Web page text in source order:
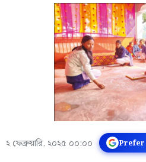
২ ফেব্রুয়ারি, ২০২৫ ০০:০০ Prefer